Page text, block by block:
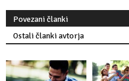
Povezani članki
Ostali članki avtorja